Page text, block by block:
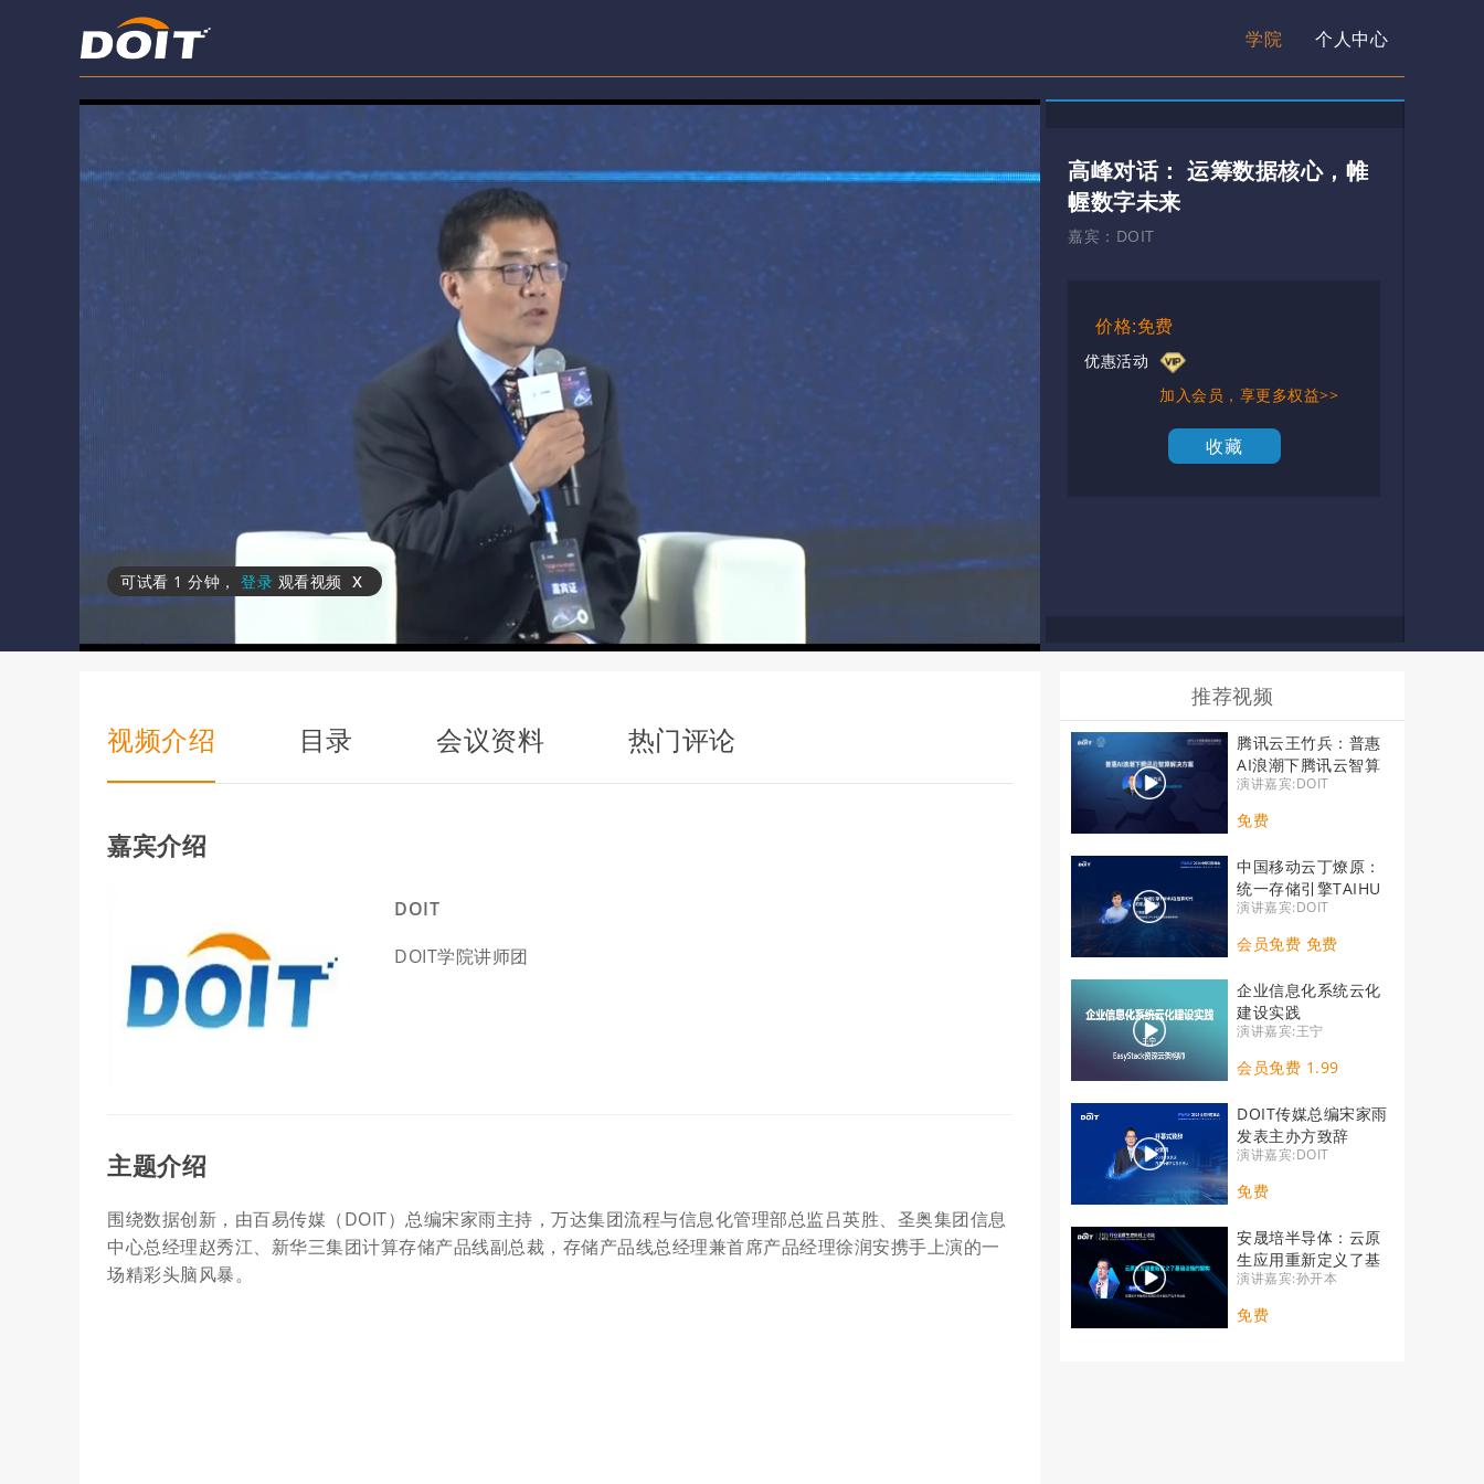
学院 个人中心
可试看 1 分钟 ， 登录 观看视频 x
高峰对话： 运筹数据核心，帷
幄数字未来
嘉宾： DOIT
价格:免费
优惠活动
加入会员，享更多权益>>
收藏
视频介绍 目录 会议资料 热门评论
嘉宾介绍
DOIT
DOIT学院讲师团
主题介绍
围绕数据创新，由百易传媒（DOIT）总编宋家雨主持，万达集团流程与信息化管理部总监吕英胜、圣奥集团信息
中心总经理赵秀江、新华三集团计算存储产品线副总裁，存储产品线总经理兼首席产品经理徐润安携手上演的一
场精彩头脑风暴。
推荐视频
腾讯云王竹兵：普惠
AI浪潮下腾讯云智算
解决方案
演讲嘉宾:DOIT
免费
中国移动云丁燎原：
统一存储引擎TAIHU
在智算时代的机遇和
挑战
演讲嘉宾:DOIT
会员免费 免费
企业信息化系统云化
建设实践
演讲嘉宾:王宁
会员免费 1.99
DOIT传媒总编宋家雨
发表主办方致辞
演讲嘉宾:DOIT
免费
安晟培半导体：云原
生应用重新定义了基
础设施的架构
演讲嘉宾:孙开本
免费